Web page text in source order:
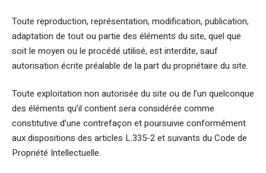
Toute reproduction, représentation, modification, publication,
adaptation de tout ou partie des éléments du site, quel que
soit le moyen ou le procédé utilisé, est interdite, sauf
autorisation écrite préalable de la part du propriétaire du site.
Toute exploitation non autorisée du site ou de l’un quelconque
des éléments qu’il contient sera considérée comme
constitutive d’une contrefaçon et poursuivie conformément
aux dispositions des articles L.335-2 et suivants du Code de
Propriété Intellectuelle.